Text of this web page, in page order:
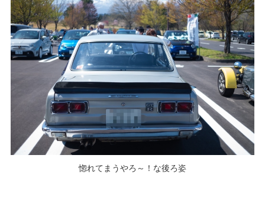
惚れてまうやろ～！な後ろ姿